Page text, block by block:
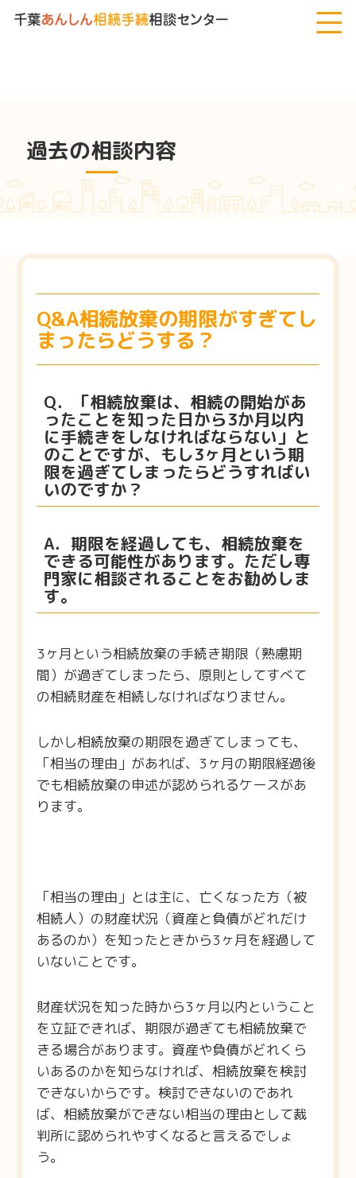
千葉あんしん相続手続相談センター>過去の相談内容
Q&A相続放
過去の相談内容
Q&A相続放棄の期限がすぎてし
まったらどうする？
Q．「相続放棄は、相続の開始があ
ったことを知った日から3か月以内
に手続きをしなければならない」と
のことですが、もし3ヶ月という期
限を過ぎてしまったらどうすればい
いのですか？
A．期限を経過しても、相続放棄を
できる可能性があります。ただし専
門家に相談されることをお勧めしま
す。
3ヶ月という相続放棄の手続き期限（熟慮期
間）が過ぎてしまったら、原則としてすべて
の相続財産を相続しなければなりません。
しかし相続放棄の期限を過ぎてしまっても、
「相当の理由」があれば、3ヶ月の期限経過後
でも相続放棄の申述が認められるケースがあ
ります。
「相当の理由」とは主に、亡くなった方（被
相続人）の財産状況（資産と負債がどれだけ
あるのか）を知ったときから3ヶ月を経過して
いないことです。
財産状況を知った時から3ヶ月以内ということ
を立証できれば、期限が過ぎても相続放棄で
きる場合があります。資産や負債がどれくら
いあるのかを知らなければ、相続放棄を検討
できないからです。検討できないのであれ
ば、相続放棄ができない相当の理由として裁
判所に認められやすくなると言えるでしょ
う。